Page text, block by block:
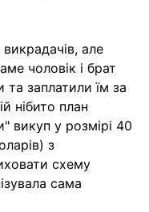
але
чоловік і брат
заплатили їм за
нібито план
викуп у розмірі 40
з
схему
сама